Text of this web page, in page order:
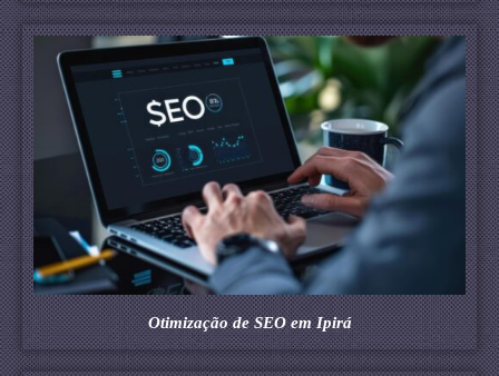
Otimização de SEO em Ipirá